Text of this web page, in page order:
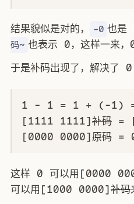
结果貌似是对的， -0 也是
码~ 也表示 0，这样一来，
于是补码出现了，解决了
1 - 1 = 1 + (-1)
[1111 1111]补码 =
[0000 0000]原码 =
这样 0 可以用[0000
可以用[1000 0000]补码